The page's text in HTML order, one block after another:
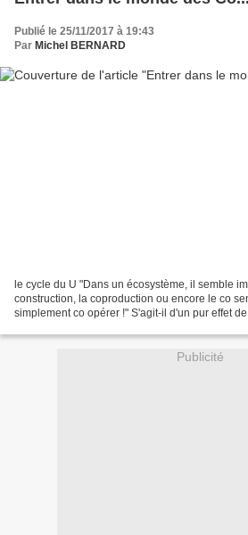
Publié le 25/11/2017 à 19:43
Par Michel BERNARD
le cycle du U "Dans un écosystème, il semble
construction, la coproduction ou encore le co
simplement co opérer !" S'agit-il d'un pur effet
Publicité